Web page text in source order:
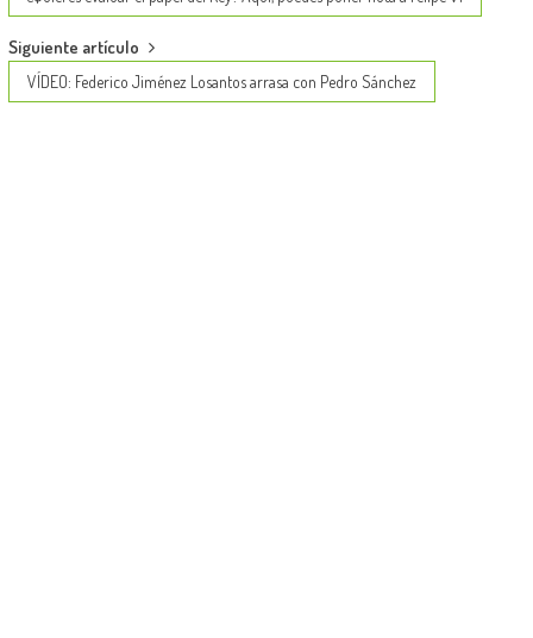
Siguiente artículo
VÍDEO: Federico Jiménez Losantos arrasa con Pedro Sánchez